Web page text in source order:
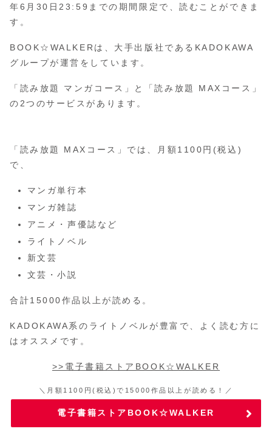
年6月30日23:59までの期間限定で、読むことができま
す。
BOOK☆WALKERは、大手出版社であるKADOKAWA
グループが運営をしています。
「読み放題 マンガコース」と「読み放題 MAXコース」
の2つのサービスがあります。
「読み放題 MAXコース」では、月額1100円(税込)
で、
マンガ単行本
マンガ雑誌
アニメ・声優誌など
ライトノベル
新文芸
文芸・小説
合計15000作品以上が読める。
KADOKAWA系のライトノベルが豊富で、よく読む方に
はオススメです。
>>電子書籍ストアBOOK☆WALKER
＼月額1100円(税込)で15000作品以上が読める！／
電子書籍ストアBOOK☆WALKER